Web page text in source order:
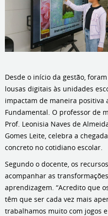
Desde o início da gestão,
lousas digitais às unidades
impactam de maneira positiva
Fundamental. O professor de
Prof. Leonisia Naves de
Gomes Leite, celebra a
concreto no cotidiano escolar.
Segundo o docente, os
acompanhar as
aprendizagem. “Acredito que
têm que ser cada vez mais
trabalhamos muito com jogos